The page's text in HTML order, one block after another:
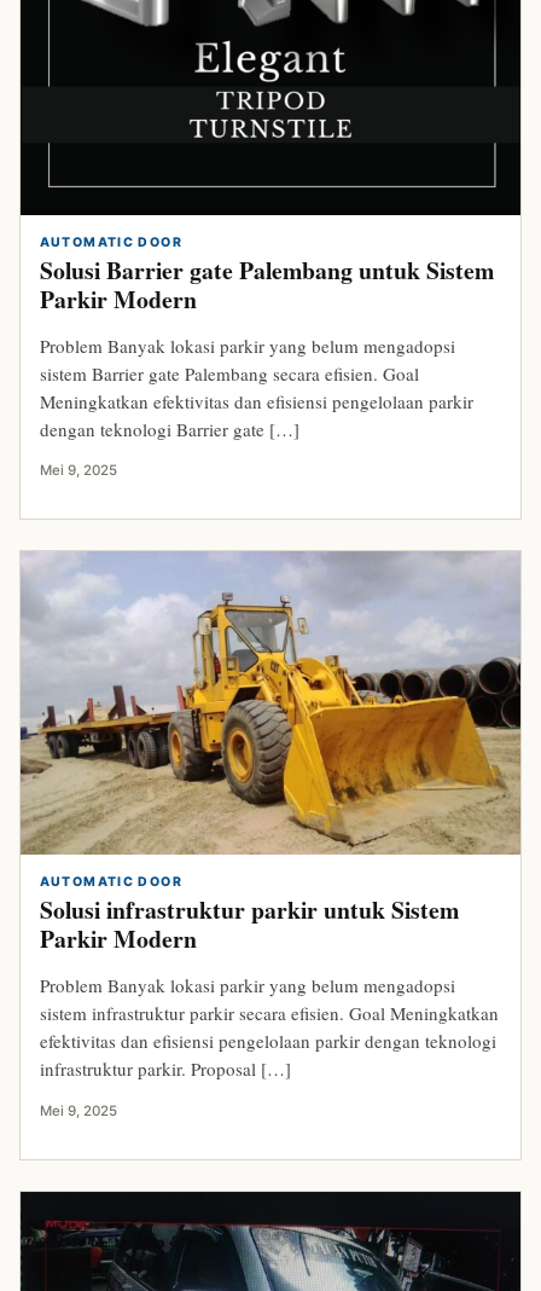
AUTOMATIC DOOR
Solusi Barrier gate Palembang untuk Sistem
Parkir Modern
Problem Banyak lokasi parkir yang belum mengadopsi
sistem Barrier gate Palembang secara efisien. Goal
Meningkatkan efektivitas dan efisiensi pengelolaan parkir
dengan teknologi Barrier gate […]
Mei 9, 2025
AUTOMATIC DOOR
Solusi infrastruktur parkir untuk Sistem
Parkir Modern
Problem Banyak lokasi parkir yang belum mengadopsi
sistem infrastruktur parkir secara efisien. Goal Meningkatkan
efektivitas dan efisiensi pengelolaan parkir dengan teknologi
infrastruktur parkir. Proposal […]
Mei 9, 2025